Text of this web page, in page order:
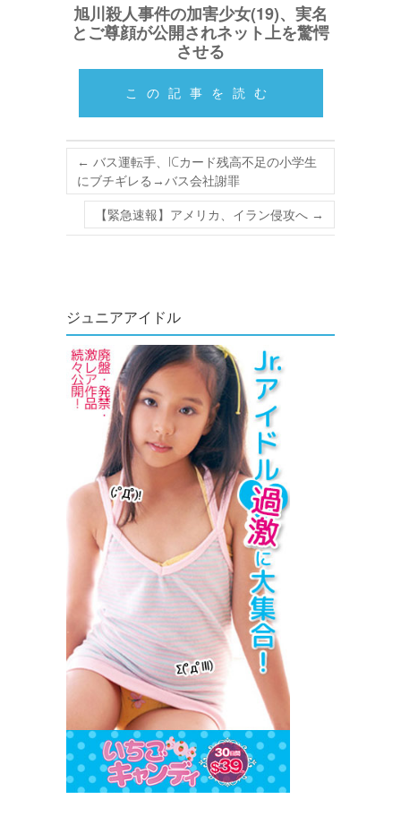
旭川殺人事件の加害少女(19)、実名
とご尊顔が公開されネット上を驚愕
させる
この記事を読む
← バス運転手、ICカード残高不足の小学生
にブチギレる→バス会社謝罪
【緊急速報】アメリカ、イラン侵攻へ →
ジュニアアイドル